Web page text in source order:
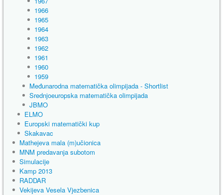
1966
1965
1964
1963
1962
1961
1960
1959
Međunarodna matematička olimpijada - Shortlist
Srednjoeuropska matematička olimpijada
JBMO
ELMO
Europski matematički kup
Skakavac
Mathejeva mala (m)učionica
MNM predavanja subotom
Simulacije
Kamp 2013
RADDAR
Vekijeva Vesela Vjezbenica